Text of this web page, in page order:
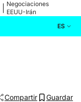
Negociaciones
EEUU-Irán
ES
Compartir Guardar